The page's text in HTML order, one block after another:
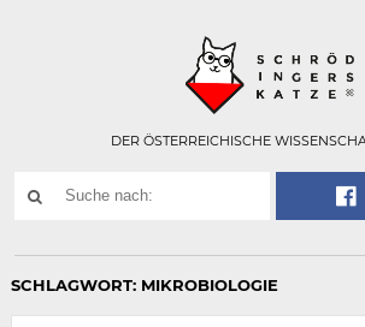
DER ÖSTERREICHISCHE
SUCHE
SCHLAGWORT: MIKROBIOLOGIE